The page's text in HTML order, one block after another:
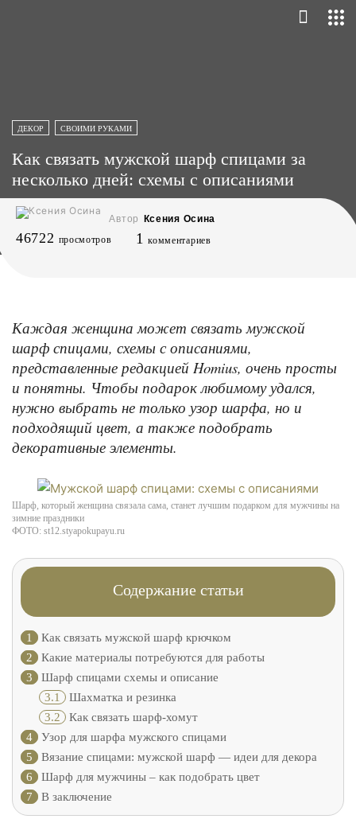
ДЕКОР СВОИМИ РУКАМИ
Как связать мужской шарф спицами за
несколько дней: схемы с описаниями
Автор Ксения Осина
46722 просмотров 1 комментариев
Каждая женщина может связать мужской
шарф спицами, схемы с описаниями,
представленные редакцией Homius, очень просты
и понятны. Чтобы подарок любимому удался,
нужно выбрать не только узор шарфа, но и
подходящий цвет, а также подобрать
декоративные элементы.
Шарф, который женщина связала сама, станет лучшим подарком для мужчины на
зимние праздники
ФОТО: st12.styapokupayu.ru
Содержание статьи
1
Как связать мужской шарф крючком
2
Какие материалы потребуются для работы
3
Шарф спицами схемы и описание
3.1 Шахматка и резинка
3.2 Как связать шарф-хомут
4
Узор для шарфа мужского спицами
5
Вязание спицами: мужской шарф — идеи для декора
6
Шарф для мужчины – как подобрать цвет
7
В заключение